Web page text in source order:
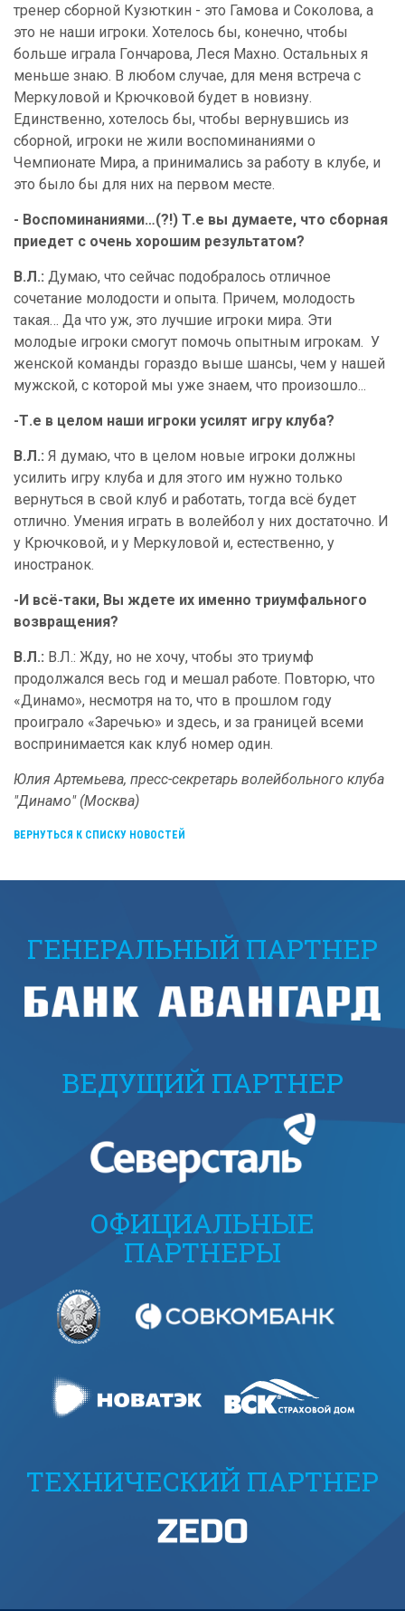
тренер сборной Кузюткин - это Гамова и Соколова, а
это не наши игроки. Хотелось бы, конечно, чтобы
больше играла Гончарова, Леся Махно. Остальных я
меньше знаю. В любом случае, для меня встреча с
Меркуловой и Крючковой будет в новизну.
Единственно, хотелось бы, чтобы вернувшись из
сборной, игроки не жили воспоминаниями о
Чемпионате Мира, а принимались за работу в клубе, и
это было бы для них на первом месте.
- Воспоминаниями…(?!) Т.е вы думаете, что сборная
приедет с очень хорошим результатом?
В.Л.: Думаю, что сейчас подобралось отличное
сочетание молодости и опыта. Причем, молодость
такая… Да что уж, это лучшие игроки мира. Эти
молодые игроки смогут помочь опытным игрокам. У
женской команды гораздо выше шансы, чем у нашей
мужской, с которой мы уже знаем, что произошло...
-Т.е в целом наши игроки усилят игру клуба?
В.Л.: Я думаю, что в целом новые игроки должны
усилить игру клуба и для этого им нужно только
вернуться в свой клуб и работать, тогда всё будет
отлично. Умения играть в волейбол у них достаточно. И
у Крючковой, и у Меркуловой и, естественно, у
иностранок.
-И всё-таки, Вы ждете их именно триумфального
возвращения?
В.Л.: В.Л.: Жду, но не хочу, чтобы это триумф
продолжался весь год и мешал работе. Повторю, что
«Динамо», несмотря на то, что в прошлом году
проиграло «Заречью» и здесь, и за границей всеми
воспринимается как клуб номер один.
Юлия Артемьева, пресс-секретарь волейбольного клуба
"Динамо" (Москва)
ВЕРНУТЬСЯ К СПИСКУ НОВОСТЕЙ
ГЕНЕРАЛЬНЫЙ ПАРТНЕР
ВЕДУЩИЙ ПАРТНЕР
ОФИЦИАЛЬНЫЕ
ПАРТНЕРЫ
ТЕХНИЧЕСКИЙ ПАРТНЕР